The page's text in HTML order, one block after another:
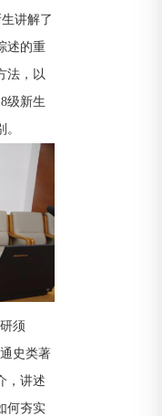
讲解了
述的重
法，以
级新生
须
史类著
，讲述
何夯实